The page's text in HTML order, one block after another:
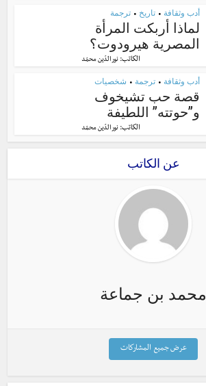
أدب وثقافة • تاريخ • ترجمة
لماذا أربكت المرأة
المصرية هيرودوت؟
الكاتب:نور الدّين محمّد
أدب وثقافة • ترجمة • شخصيات
قصة حب تشيخوف
و”حوتته” اللطيفة
الكاتب:نور الدّين محمّد
عن الكاتب
محمد بن جماعة
عرض جميع المشاركات